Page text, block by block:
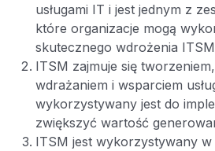
usługami IT i jest jednym z
które organizacje mogą
skutecznego wdrożenia
ITSM zajmuje się
wdrażaniem i wsparciem
wykorzystywany jest do
zwiększyć wartość
ITSM jest wykorzystywany